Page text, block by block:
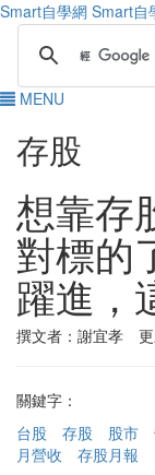
Smart自學網 Smart自
MENU
存股
想靠存
對標的
躍進，
撰文者：謝宜孝
關鍵字：
台股
存股 股市
月營收
存股月報